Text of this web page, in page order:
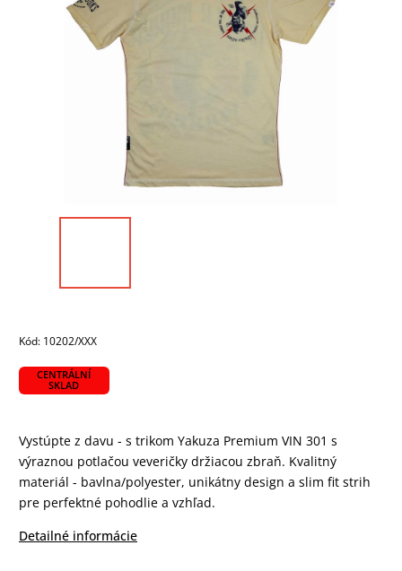
Kód: 10202/XXX
CENTRÁLNÍ
SKLAD
Vystúpte z davu - s trikom Yakuza Premium VIN 301 s
výraznou potlačou veveričky držiacou zbraň. Kvalitný
materiál - bavlna/polyester, unikátny design a slim fit strih
pre perfektné pohodlie a vzhľad.
Detailné informácie